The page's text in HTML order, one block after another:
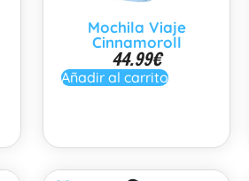
Mochila Viaje
Cinnamoroll
44.99€
Añadir al carrito